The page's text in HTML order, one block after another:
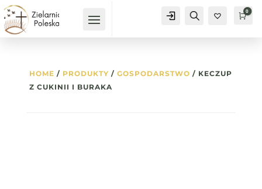
Konto Szukaj
0
HOME / PRODUKTY / GOSPODARSTWO / KECZUP
Z CUKINII I BURAKA